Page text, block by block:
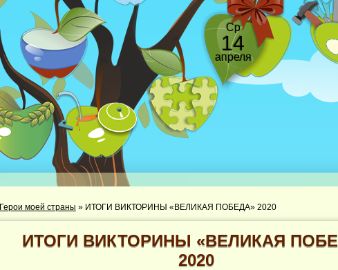
Ср
14
апреля
Герои моей страны » ИТОГИ ВИКТОРИНЫ «ВЕЛИКАЯ ПОБЕДА» 2020
ИТОГИ ВИКТОРИНЫ «ВЕЛИКАЯ
2020